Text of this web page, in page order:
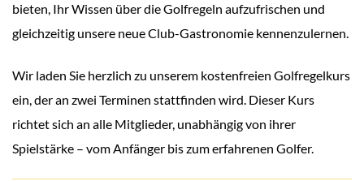
bieten, Ihr Wissen über die Golfregeln aufzufrischen und
gleichzeitig unsere neue Club-Gastronomie kennenzulernen.
Wir laden Sie herzlich zu unserem kostenfreien Golfregelkurs
ein, der an zwei Terminen stattfinden wird. Dieser Kurs
richtet sich an alle Mitglieder, unabhängig von ihrer
Spielstärke – vom Anfänger bis zum erfahrenen Golfer.